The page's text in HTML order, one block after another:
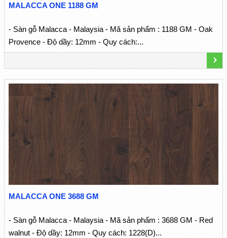
MALACCA ONE 1188 GM
- Sàn gỗ Malacca - Malaysia - Mã sản phẩm : 1188 GM - Oak
Provence - Độ dầy: 12mm - Quy cách:...
MALACCA ONE 3688 GM
- Sàn gỗ Malacca - Malaysia - Mã sản phẩm : 3688 GM - Red
walnut - Độ dầy: 12mm - Quy cách: 1228(D)...